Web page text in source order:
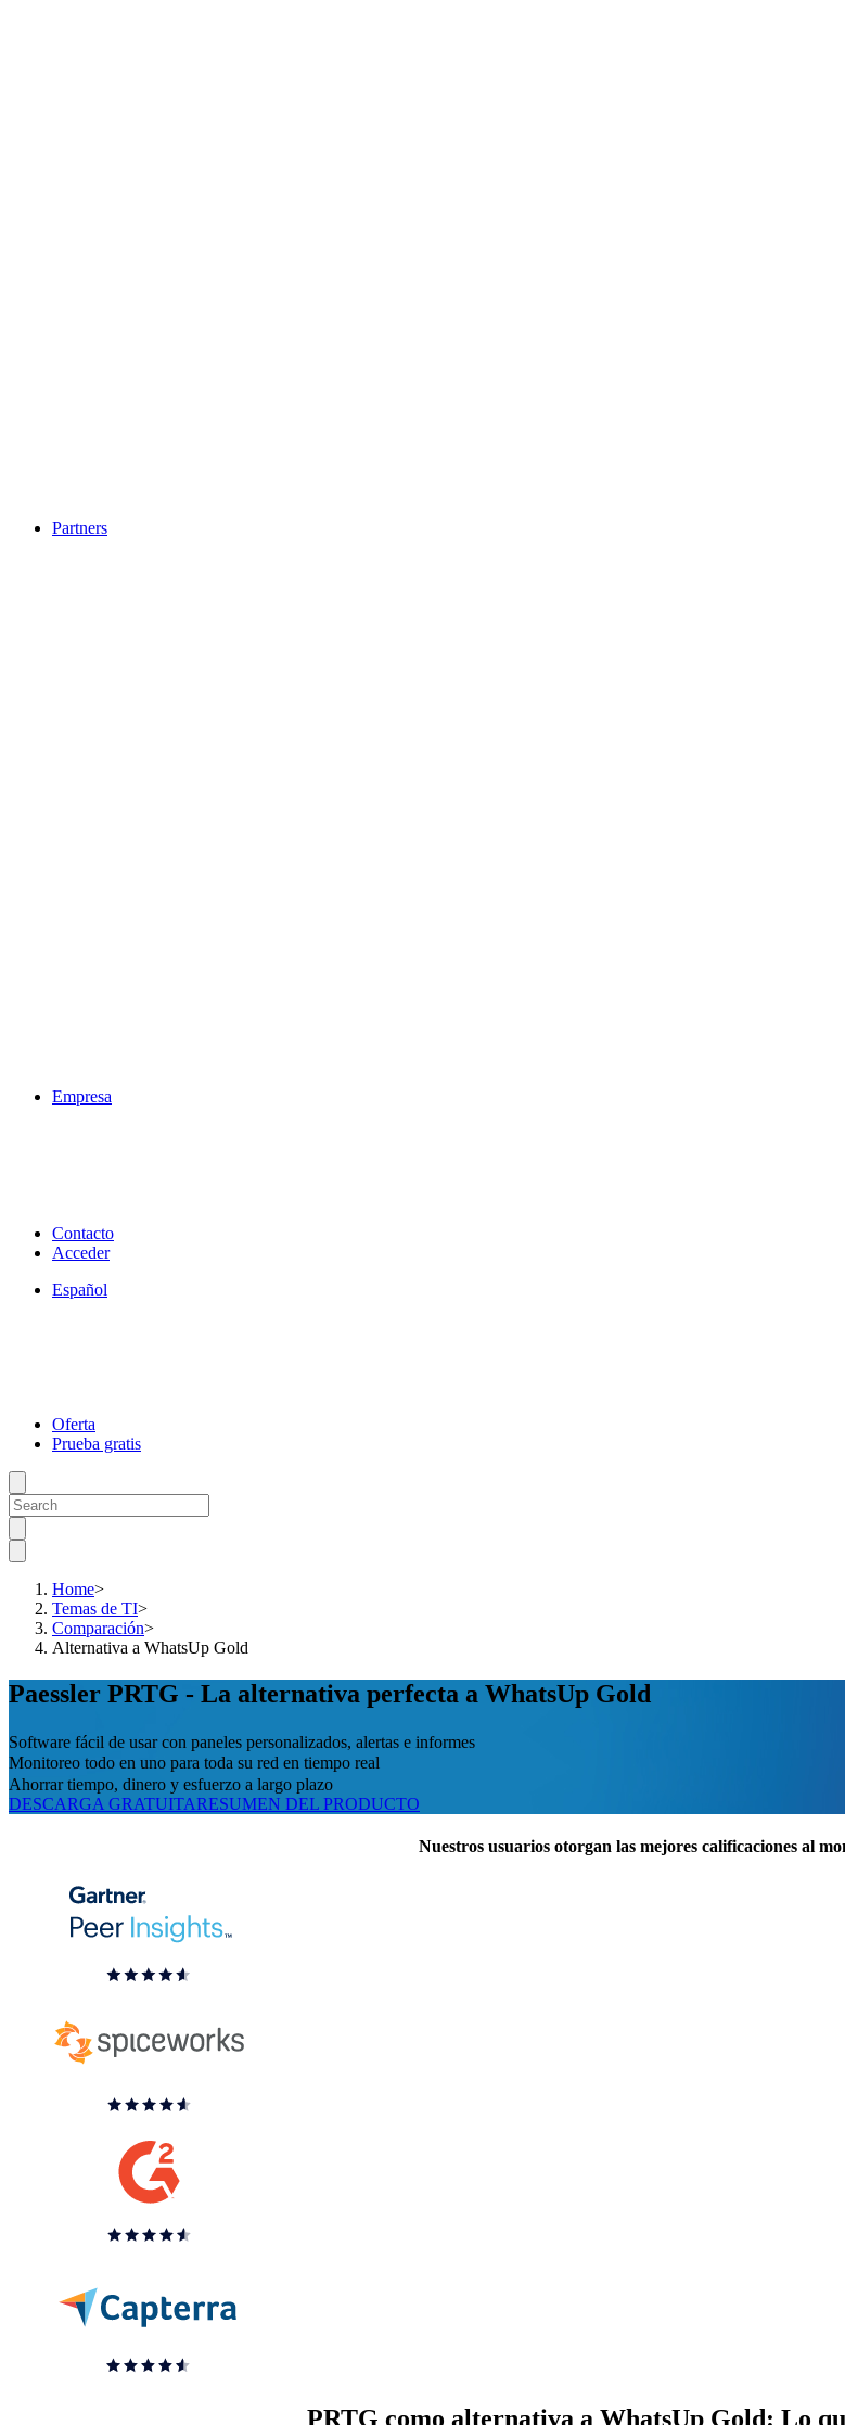
Partners
Empresa
Contacto
Acceder
Español
Oferta
Prueba gratis
Home>
Temas de TI>
Comparación>
Alternativa a WhatsUp Gold
Paessler PRTG - La alternativa perfecta a WhatsUp Gold
Software fácil de usar con paneles personalizados, alertas e informes
Monitoreo todo en uno para toda su red en tiempo real
Ahorrar tiempo, dinero y esfuerzo a largo plazo
DESCARGA GRATUITARESUMEN DEL PRODUCTO
Nuestros usuarios otorgan las mejores calificaciones al
PRTG como alternativa a WhatsUp Gold: Lo